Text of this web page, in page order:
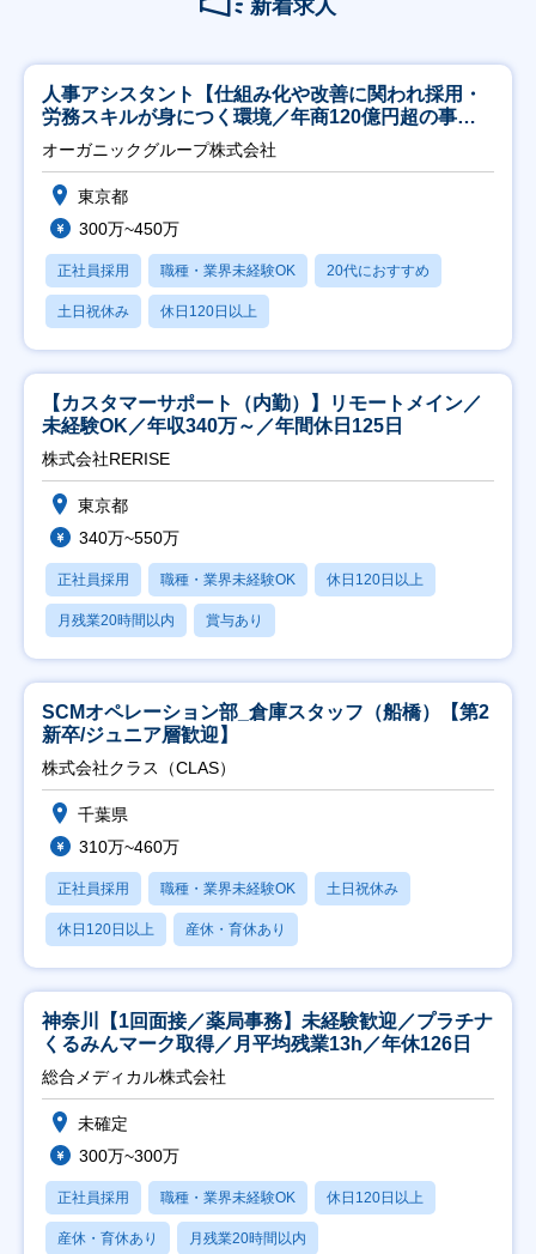
新着求人
人事アシスタント【仕組み化や改善に関われ採用・
労務スキルが身につく環境／年商120億円超の事業
会社】
オーガニックグループ株式会社
東京都
300万~450万
正社員採用 職種・業界未経験OK 20代におすすめ
土日祝休み 休日120日以上
【カスタマーサポート（内勤）】リモートメイン／
未経験OK／年収340万～／年間休日125日
株式会社RERISE
東京都
340万~550万
正社員採用 職種・業界未経験OK 休日120日以上
月残業20時間以内 賞与あり
SCMオペレーション部_倉庫スタッフ（船橋）【第2
新卒/ジュニア層歓迎】
株式会社クラス（CLAS）
千葉県
310万~460万
正社員採用 職種・業界未経験OK 土日祝休み
休日120日以上 産休・育休あり
神奈川【1回面接／薬局事務】未経験歓迎／プラチナ
くるみんマーク取得／月平均残業13h／年休126日
総合メディカル株式会社
未確定
300万~300万
正社員採用 職種・業界未経験OK 休日120日以上
産休・育休あり 月残業20時間以内